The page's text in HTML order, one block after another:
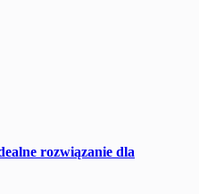
rozwiązanie dla